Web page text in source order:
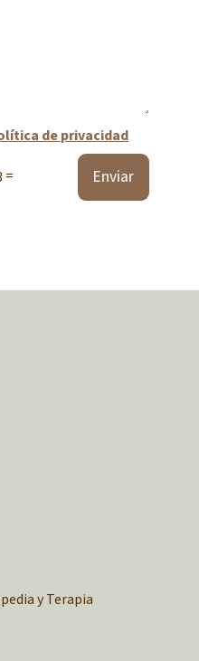
de privacidad
= Enviar
y Terapia